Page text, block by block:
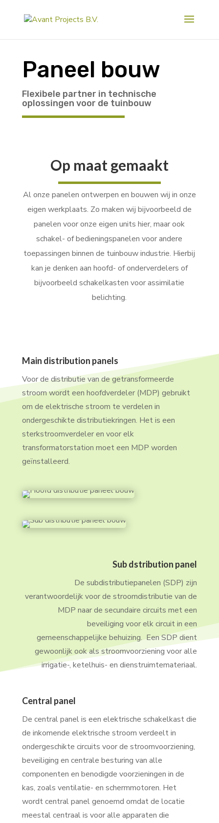
Paneel bouw
Flexibele partner in technische
oplossingen voor de tuinbouw
Op maat gemaakt
Al onze panelen ontwerpen en bouwen wij in onze
eigen werkplaats. Zo maken wij bijvoorbeeld de
panelen voor onze eigen units hier, maar ook
schakel- of bedieningspanelen voor andere
toepassingen binnen de tuinbouw industrie. Hierbij
kan je denken aan hoofd- of onderverdelers of
bijvoorbeeld schakelkasten voor assimilatie
belichting.
Main distribution panels
Voor de distributie van de getransformeerde
stroom wordt een hoofdverdeler (MDP) gebruikt
om de elektrische stroom te verdelen in
ondergeschikte distributiekringen. Het is een
sterkstroomverdeler en voor elk
transformatorstation moet een MDP worden
geïnstalleerd.
Sub dstribution panel
De subdistributiepanelen (SDP) zijn
verantwoordelijk voor de stroomdistributie van de
MDP naar de secundaire circuits met een
beveiliging voor elk circuit in een
gemeenschappelijke behuizing. Een SDP dient
gewoonlijk ook als stroomvoorziening voor alle
irrigatie-, ketelhuis- en dienstruimtemateriaal.
Central panel
De central panel is een elektrische schakelkast die
de inkomende elektrische stroom verdeelt in
ondergeschikte circuits voor de stroomvoorziening,
beveiliging en centrale besturing van alle
componenten en benodigde voorzieningen in de
kas, zoals ventilatie- en schermmotoren. Het
wordt central panel genoemd omdat de locatie
meestal centraal is voor alle apparaten die